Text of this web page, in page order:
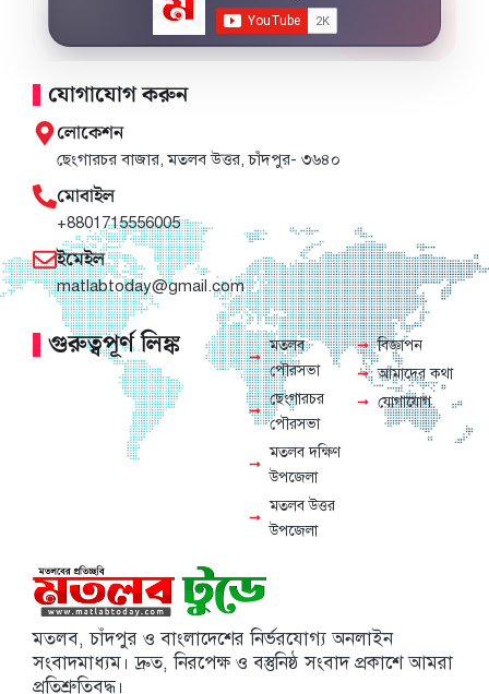
মতলব, চাঁদপুর ও বাংলাদেশের নির্ভরযোগ্য অনলাইন
সংবাদমাধ্যম। দ্রুত, নিরপেক্ষ ও বস্তুনিষ্ঠ সংবাদ প্রকাশে আমরা
প্রতিশ্রুতিবদ্ধ।
গুরুত্বপূর্ণ লিঙ্ক
মতলব
পৌরসভা
ছেংগারচর
পৌরসভা
মতলব দক্ষিণ
উপজেলা
মতলব উত্তর
উপজেলা
বিজ্ঞাপন
আমাদের কথা
যোগাযোগ
যোগাযোগ করুন
লোকেশন
ছেংগারচর বাজার, মতলব উত্তর, চাঁদপুর- ৩৬৪০
মোবাইল
+8801715556005
ইমেইল
matlabtoday@gmail.com